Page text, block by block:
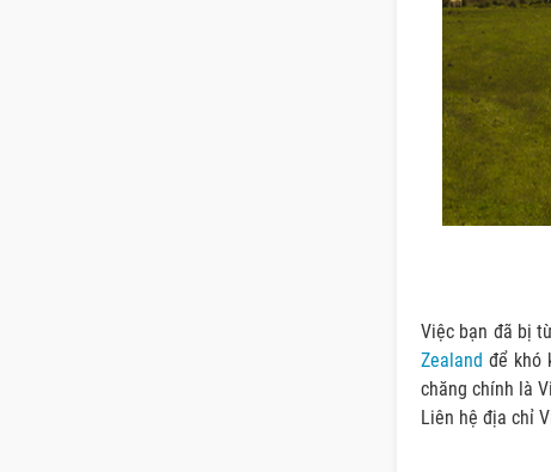
Việc bạn đã bị
Zealand để khó
chăng chính là
Liên hệ địa chỉ